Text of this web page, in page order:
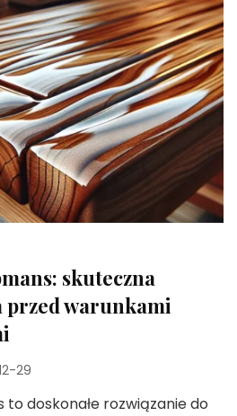
skuteczna
warunkami
29
doskonałe rozwiązanie do